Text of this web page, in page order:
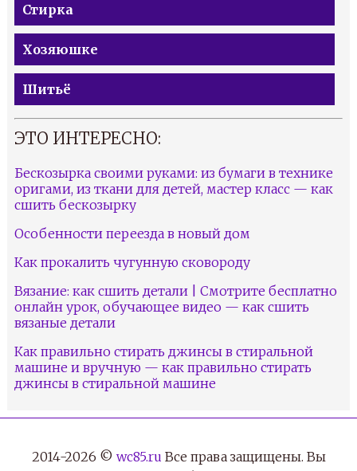
Стирка
Хозяюшке
Шитьё
ЭТО ИНТЕРЕСНО:
Бескозырка своими руками: из бумаги в технике
оригами, из ткани для детей, мастер класс — как
сшить бескозырку
Особенности переезда в новый дом
Как прокалить чугунную сковороду
Вязание: как сшить детали | Смотрите бесплатно
онлайн урок, обучающее видео — как сшить
вязаные детали
Как правильно стирать джинсы в стиральной
машине и вручную — как правильно стирать
джинсы в стиральной машине
2014-2026 © wc85.ru Все права защищены. Вы